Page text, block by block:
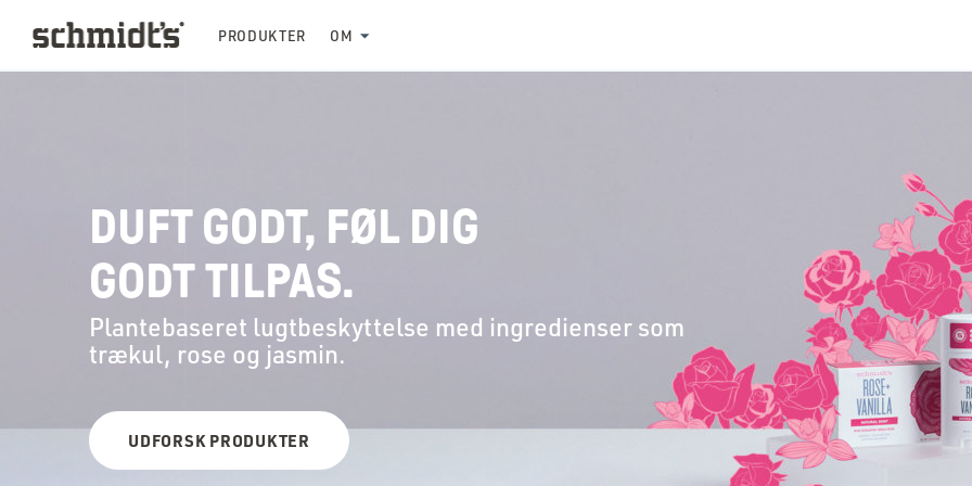
PRODUKTER OM
DUFT GODT, FØL DIG
GODT TILPAS.
Plantebaseret lugtbeskyttelse med ingredienser som
trækul, rose og jasmin.
UDFORSK PRODUKTER